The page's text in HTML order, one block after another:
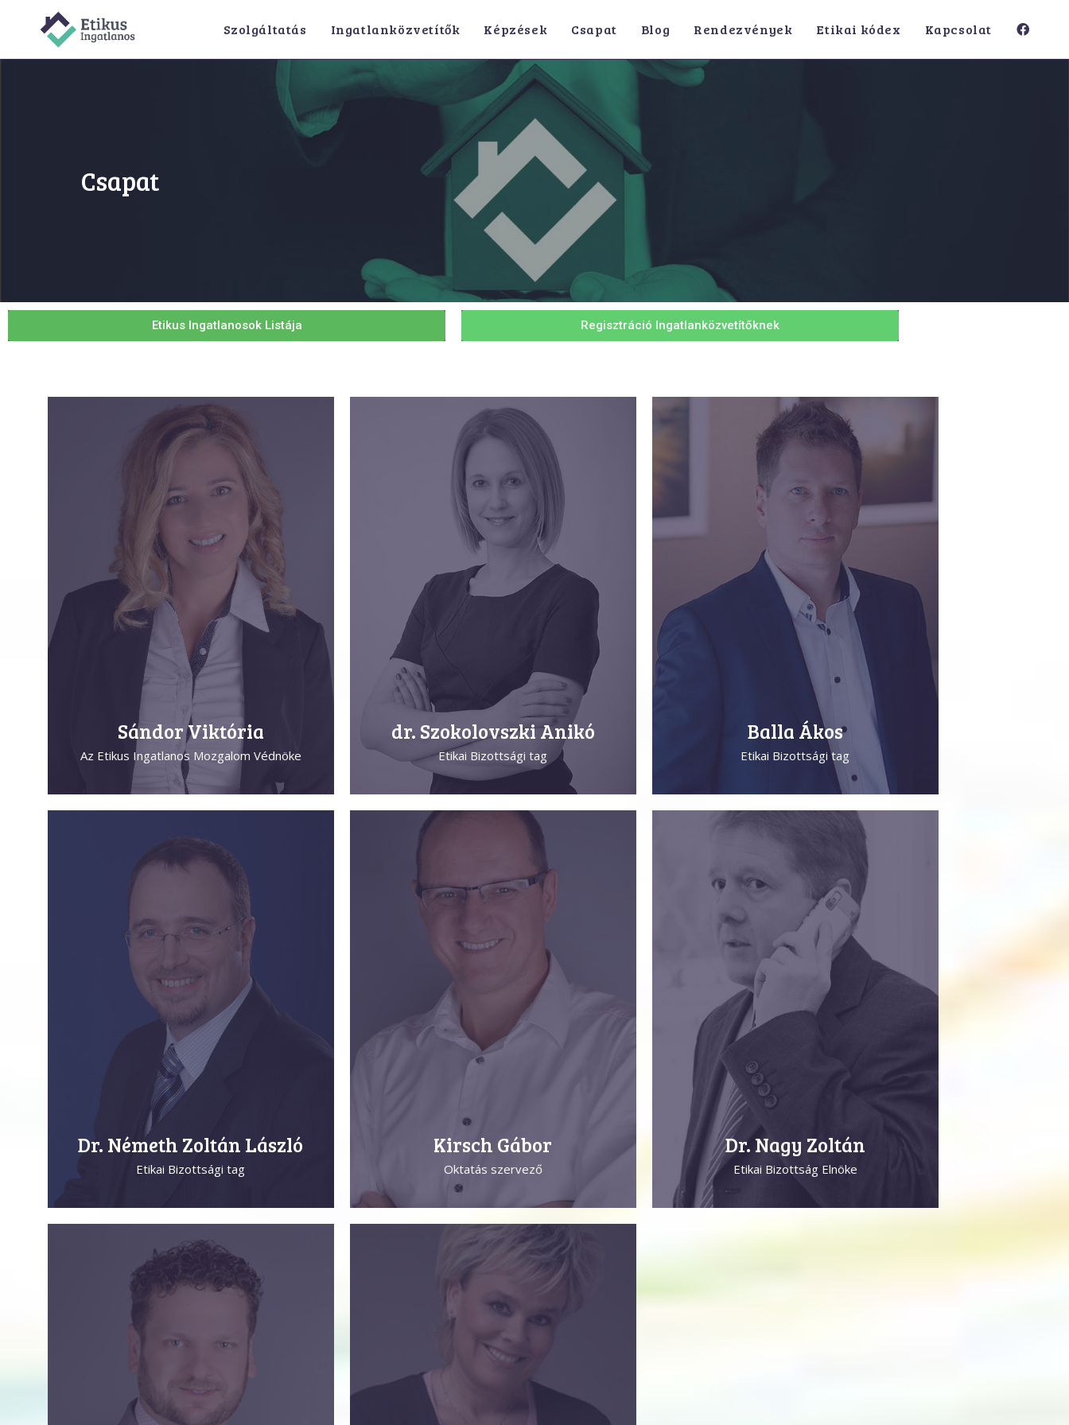
Szolgáltatás Ingatlanközvetítők Képzések Csapat Blog Rendezvények Etikai kódex Kapcsolat
Csapat
Etikus Ingatlanosok Listája Regisztráció Ingatlanközvetítőknek
Sándor Viktória
Az Etikus Ingatlanos Mozgalom Védnöke
dr. Szokolovszki Anikó
Etikai Bizottsági tag
Balla Ákos
Etikai Bizottsági tag
Dr. Németh Zoltán László
Etikai Bizottsági tag
Kirsch Gábor
Oktatás szervező
Dr. Nagy Zoltán
Etikai Bizottság Elnöke